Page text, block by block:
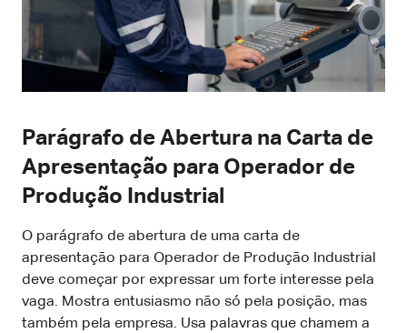
Parágrafo de Abertura na Carta de
Apresentação para Operador de
Produção Industrial
O parágrafo de abertura de uma carta de
apresentação para Operador de Produção Industrial
deve começar por expressar um forte interesse pela
vaga. Mostra entusiasmo não só pela posição, mas
também pela empresa. Usa palavras que chamem a